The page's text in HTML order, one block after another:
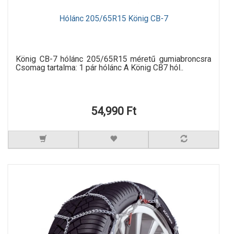
Hólánc 205/65R15 König CB-7
König CB-7 hólánc 205/65R15 méretű gumiabroncsra
Csomag tartalma: 1 pár hólánc A König CB7 hól..
54,990 Ft